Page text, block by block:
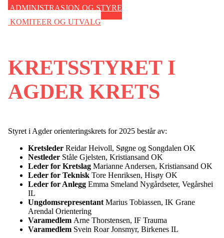
ADMINISTRASJON OG STYRE
KOMITEER OG UTVALG
KRETSSTYRET I
AGDER KRETS
Styret i Agder orienteringskrets for 2025 består av:
Kretsleder Reidar Heivoll, Søgne og Songdalen OK
Nestleder Ståle Gjelsten, Kristiansand OK
Leder for Kretslag Marianne Andersen, Kristiansand OK
Leder for Teknisk Tore Henriksen, Hisøy OK
Leder for Anlegg Emma Smeland Nygårdseter, Vegårshei
IL
Ungdomsrepresentant Marius Tobiassen, IK Grane
Arendal Orientering
Varamedlem Arne Thorstensen, IF Trauma
Varamedlem Svein Roar Jonsmyr, Birkenes IL